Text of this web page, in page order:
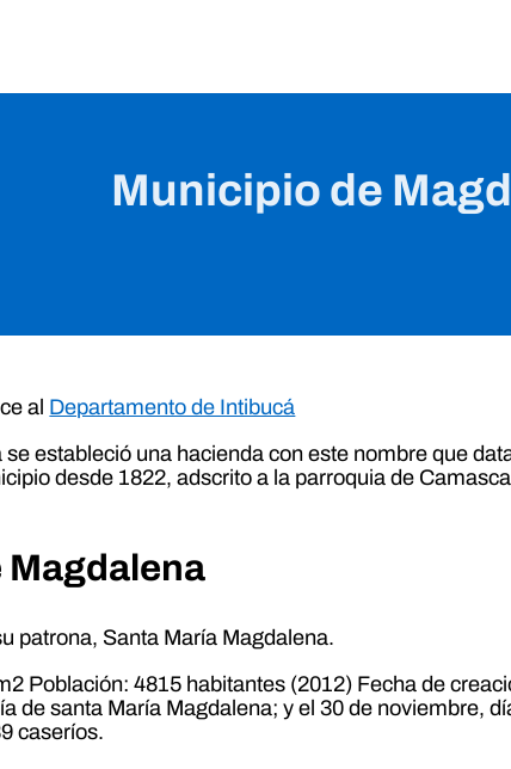
Municipio de
al Departamento de Intibucá
estableció una hacienda con este nombre que
desde 1822, adscrito a la parroquia de
Magdalena
patrona, Santa María Magdalena.
Población: 4815 habitantes (2012) Fecha de
de santa María Magdalena; y el 30 de noviembre,
caseríos.